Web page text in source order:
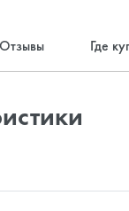
Отзывы Где